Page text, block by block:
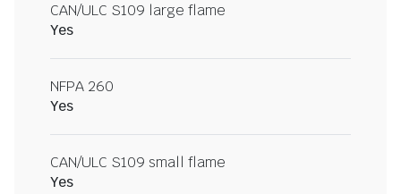
CAN/ULC S109 large flame
Yes
NFPA 260
Yes
CAN/ULC S109 small flame
Yes